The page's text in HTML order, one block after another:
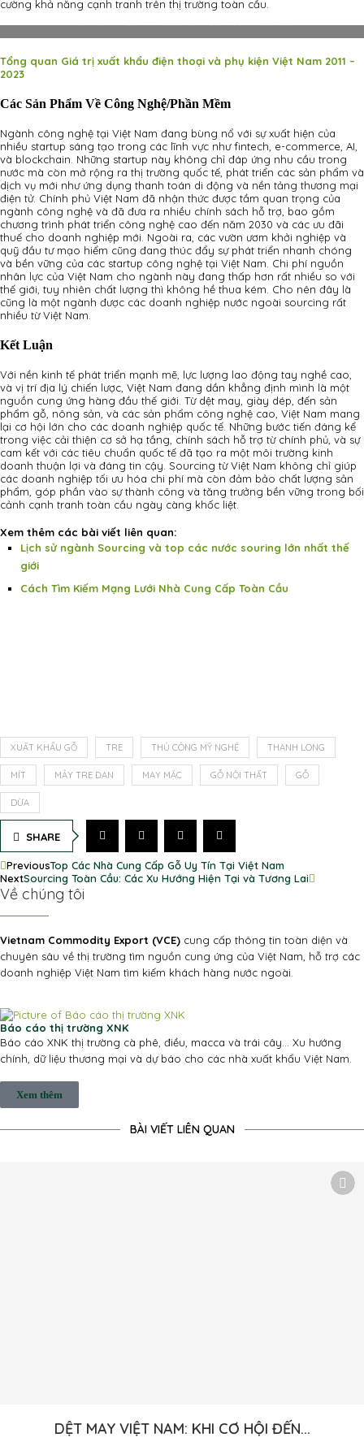
cường khả năng cạnh tranh trên thị trường toàn cầu.
Tổng quan Giá trị xuất khẩu điện thoại và phụ kiện Việt Nam 2011 –
2023
Các Sản Phẩm Về Công Nghệ/phần Mềm
Ngành công nghệ tại Việt Nam đang bùng nổ với sự xuất hiện của
nhiều startup sáng tạo trong các lĩnh vực như fintech, e-commerce, AI,
và blockchain. Những startup này không chỉ đáp ứng nhu cầu trong
nước mà còn mở rộng ra thị trường quốc tế, phát triển các sản phẩm và
dịch vụ mới như ứng dụng thanh toán di động và nền tảng thương mại
điện tử. Chính phủ Việt Nam đã nhận thức được tầm quan trọng của
ngành công nghệ và đã đưa ra nhiều chính sách hỗ trợ, bao gồm
chương trình phát triển công nghệ cao đến năm 2030 và các ưu đãi
thuế cho doanh nghiệp mới. Ngoài ra, các vườn ươm khởi nghiệp và
quỹ đầu tư mạo hiểm cũng đang thúc đẩy sự phát triển nhanh chóng
và bền vững của các startup công nghệ tại Việt Nam. Chi phí nguồn
nhân lực của Việt Nam cho ngành này đang thấp hơn rất nhiều so với
thế giới, tuy nhiên chất lượng thì không hề thua kém. Cho nên đây là
cũng là một ngành được các doanh nghiệp nước ngoài sourcing rất
nhiều từ Việt Nam.
Kết Luận
Với nền kinh tế phát triển mạnh mẽ, lực lượng lao động tay nghề cao,
và vị trí địa lý chiến lược, Việt Nam đang dần khẳng định mình là một
nguồn cung ứng hàng đầu thế giới. Từ dệt may, giày dép, đến sản
phẩm gỗ, nông sản, và các sản phẩm công nghệ cao, Việt Nam mang
lại cơ hội lớn cho các doanh nghiệp quốc tế. Những bước tiến đáng kể
trong việc cải thiện cơ sở hạ tầng, chính sách hỗ trợ từ chính phủ, và sự
cam kết với các tiêu chuẩn quốc tế đã tạo ra một môi trường kinh
doanh thuận lợi và đáng tin cậy. Sourcing từ Việt Nam không chỉ giúp
các doanh nghiệp tối ưu hóa chi phí mà còn đảm bảo chất lượng sản
phẩm, góp phần vào sự thành công và tăng trưởng bền vững trong bối
cảnh cạnh tranh toàn cầu ngày càng khốc liệt.
Xem thêm các bài viết liên quan:
Lịch sử ngành Sourcing và top các nước souring lớn nhất thế
giới
Cách Tìm Kiếm Mạng Lưới Nhà Cung Cấp Toàn Cầu
XUẤT KHẨU GỖ TRE THỦ CÔNG MỸ NGHỆ THANH LONG
MÍT MÂY TRE ĐAN MAY MẶC GỖ NỘI THẤT GỖ
DỪA
SHARE
PreviousTop Các Nhà Cung Cấp Gỗ Uy Tín Tại Việt Nam
NextSourcing Toàn Cầu: Các Xu Hướng Hiện Tại và Tương Lai
Về chúng tôi
Vietnam Commodity Export (VCE) cung cấp thông tin toàn diện và
chuyên sâu về thị trường tìm nguồn cung ứng của Việt Nam, hỗ trợ các
doanh nghiệp Việt Nam tìm kiếm khách hàng nước ngoài.
Báo cáo thị trường XNK
Báo cáo XNK thị trường cà phê, điều, macca và trái cây... Xu hướng
chính, dữ liệu thương mại và dự báo cho các nhà xuất khẩu Việt Nam.
Xem thêm
BÀI VIẾT LIÊN QUAN
DỆT MAY VIỆT NAM: KHI CƠ HỘI ĐẾN...